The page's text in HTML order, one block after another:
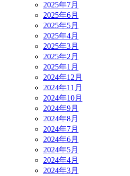
2025年7月
2025年6月
2025年5月
2025年4月
2025年3月
2025年2月
2025年1月
2024年12月
2024年11月
2024年10月
2024年9月
2024年8月
2024年7月
2024年6月
2024年5月
2024年4月
2024年3月